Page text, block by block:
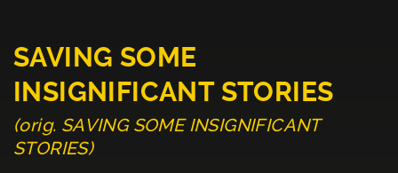
SAVING SOME
INSIGNIFICANT STORIES
(orig. SAVING SOME INSIGNIFICANT
STORIES)